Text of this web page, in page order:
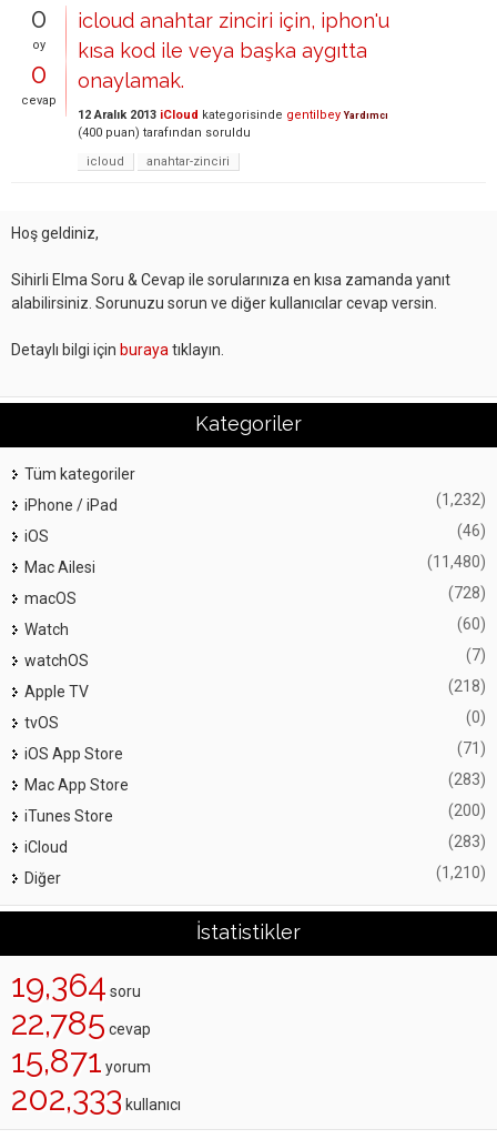
0
oy
0
cevap
icloud anahtar zinciri için, iphon'u
kısa kod ile veya başka aygıtta
onaylamak.
12 Aralık 2013 iCloud kategorisinde gentilbey Yardımcı
(400 puan) tarafından soruldu
icloud
anahtar-zinciri
Hoş geldiniz,
Sihirli Elma Soru & Cevap ile sorularınıza en kısa zamanda yanıt
alabilirsiniz. Sorunuzu sorun ve diğer kullanıcılar cevap versin.
Detaylı bilgi için buraya tıklayın.
Kategoriler
Tüm kategoriler
iPhone / iPad
(1,232)
iOS (46)
Mac Ailesi (11,480)
macOS (728)
Watch (60)
watchOS (7)
Apple TV (218)
tvOS (0)
iOS App Store (71)
Mac App Store (283)
iTunes Store (200)
iCloud (283)
Diğer (1,210)
İstatistikler
19,364 soru
22,785 cevap
15,871 yorum
202,333 kullanıcı